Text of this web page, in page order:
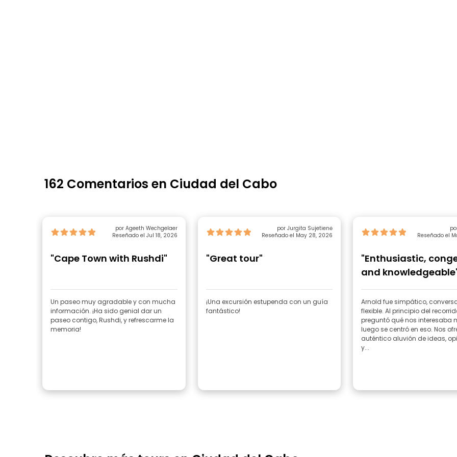
162 Comentarios en Ciudad del Cabo
por Ageeth Wechgelaer
Reseñado el Jul 18, 2026
"Cape Town with Rushdi"
Un paseo muy agradable y con mucha
información. ¡Ha sido genial dar un
paseo contigo, Rushdi, y refrescarme la
memoria!
por Jurgita Sujetienė
Reseñado el May 28, 2026
"Great tour"
¡Una excursión estupenda con un guía
fantástico!
Reseñado el
"Enthusiastic,
and
Arnold fue simpático,
flexible. Al principio del
preguntó qué nos interesaba
luego se centró en eso. Nos
auténtico aluvión de ideas,
y...